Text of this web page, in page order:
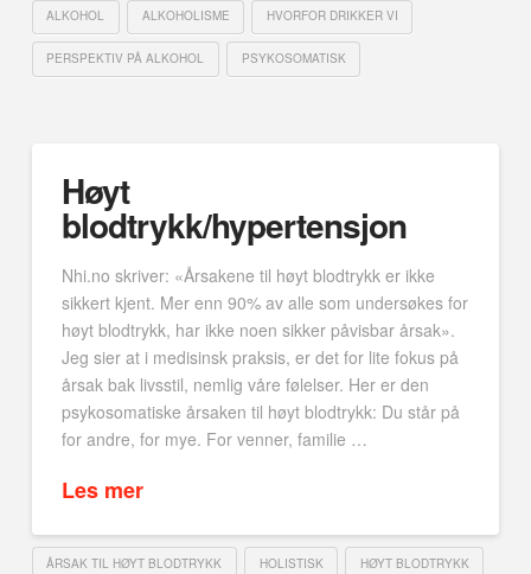
ALKOHOL ALKOHOLISME HVORFOR DRIKKER VI
PERSPEKTIV PÅ ALKOHOL PSYKOSOMATISK
Høyt
blodtrykk/hypertensjon
Nhi.no skriver: «Årsakene til høyt blodtrykk er ikke
sikkert kjent. Mer enn 90% av alle som undersøkes for
høyt blodtrykk, har ikke noen sikker påvisbar årsak».
Jeg sier at i medisinsk praksis, er det for lite fokus på
årsak bak livsstil, nemlig våre følelser. Her er den
psykosomatiske årsaken til høyt blodtrykk: Du står på
for andre, for mye. For venner, familie …
Les mer
ÅRSAK TIL HØYT BLODTRYKK HOLISTISK HØYT BLODTRYKK